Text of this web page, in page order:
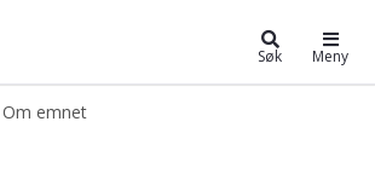
Søk Meny
Om emnet